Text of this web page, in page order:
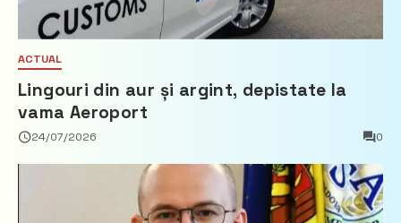
ACTUAL
Lingouri din aur și argint, depistate la
vama Aeroport
24/07/2026 0